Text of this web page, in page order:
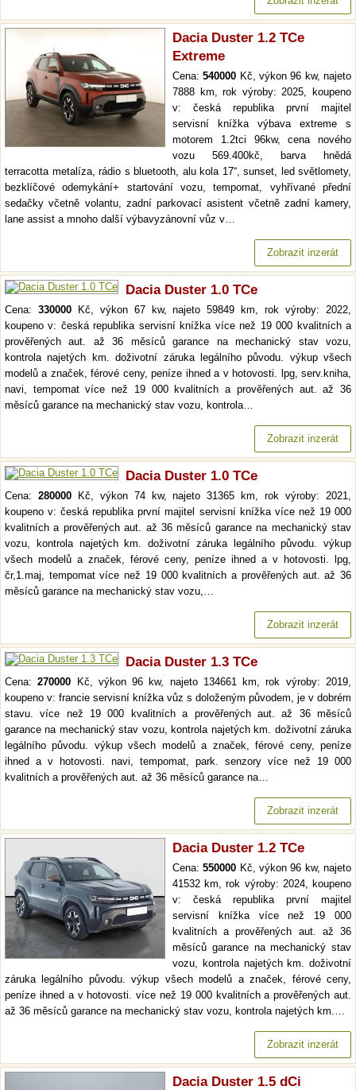
Dacia Duster 1.2 TCe
Extreme
Cena:540000 Kč, výkon 96 kw, najeto
7888 km, rok výroby: 2025, koupeno
v: česká republika první majitel
servisní knížka výbava extreme s
motorem 1.2tci 96kw, cena nového
vozu 569.400kč, barva hnědá
terracotta metalíza, rádio s bluetooth, alu kola 17“, sunset, led světlomety,
bezklíčové odemykání+ startování vozu, tempomat, vyhřívané přední
sedačky včetně volantu, zadní parkovací asistent včetně zadní kamery,
lane assist a mnoho další výbavyzánovní vůz v…
Zobrazit inzerát
Dacia Duster 1.0 TCe
Cena: 330000Kč, výkon 67 kw, najeto 59849 km, rok výroby: 2022,
koupeno v: česká republika servisní knížka více než 19 000 kvalitních a
prověřených aut. až 36 měsíců garance na mechanický stav vozu,
kontrola najetých km. doživotní záruka legálního původu. výkup všech
modelů a značek, férové ceny, peníze ihned a v hotovosti. lpg, serv.kniha,
navi, tempomat více než 19 000 kvalitních a prověřených aut. až 36
měsíců garance na mechanický stav vozu, kontrola…
Zobrazit inzerát
Dacia Duster 1.0 TCe
Cena: 280000Kč, výkon 74 kw, najeto 31365 km, rok výroby: 2021,
koupeno v: česká republika první majitel servisní knížka více než 19 000
kvalitních a prověřených aut. až 36 měsíců garance na mechanický stav
vozu, kontrola najetých km. doživotní záruka legálního původu. výkup
všech modelů a značek, férové ceny, peníze ihned a v hotovosti. lpg,
čr,1.maj, tempomat více než 19 000 kvalitních a prověřených aut. až 36
měsíců garance na mechanický stav vozu,…
Zobrazit inzerát
Dacia Duster 1.3 TCe
Cena:270000 Kč, výkon 96 kw, najeto 134661 km, rok výroby: 2019,
koupeno v: francie servisní knížka vůz s doloženým původem, je v dobrém
stavu. více než 19 000 kvalitních a prověřených aut. až 36 měsíců
garance na mechanický stav vozu, kontrola najetých km. doživotní záruka
legálního původu. výkup všech modelů a značek, férové ceny, peníze
ihned a v hotovosti. navi, tempomat, park. senzory více než 19 000
kvalitních a prověřených aut. až 36 měsíců garance na…
Zobrazit inzerát
Dacia Duster 1.2 TCe
Cena:550000 Kč, výkon 96 kw, najeto
41532 km, rok výroby: 2024, koupeno
v: česká republika první majitel
servisní knížka více než 19 000
kvalitních a prověřených aut. až 36
měsíců garance na mechanický stav
vozu, kontrola najetých km. doživotní
záruka legálního původu. výkup všech modelů a značek, férové ceny,
peníze ihned a v hotovosti. více než 19 000 kvalitních a prověřených aut.
až 36 měsíců garance na mechanický stav vozu, kontrola najetých km.…
Zobrazit inzerát
Dacia Duster 1.5 dCi